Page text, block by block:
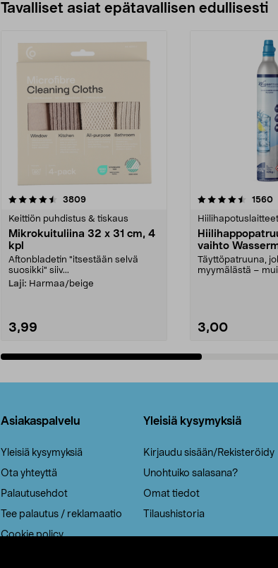
Tavalliset asiat epätavallisen edullisesti
3809arvostelut
Keittiön puhdistus & tiskaus
Mikrokuituliina 32 x 31 cm, 4
kpl
Aftonbladetin "itsestään selvä
suosikki" siiv...
Laji: Harmaa/beige
3,99
4.5viidestä
1560
vaihto
Täyttöpatruuna,
myymälästä –
3,00
Asiakaspalvelu
Yleisiä kysymyksiä
Ota yhteyttä
Palautusehdot
Tee palautus / reklamaatio
Cookie policy
Yleisiä kysymyksiä
Kirjaudu sisään/Rekisteröidy
Unohtuiko salasana?
Omat tiedot
Tilaushistoria